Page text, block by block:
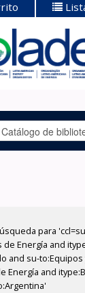
para
Energía and
and su-
Energía and